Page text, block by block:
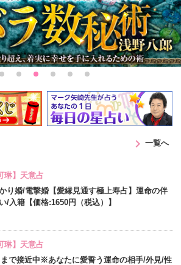
chevron_right一覧へ
琳】天意占
り婚/電撃婚【愛縁見通す極上寿占】運命の伴
/入籍【価格:1650円（税込）】
琳】天意占
で接近中※あなたに愛誓う運命の相手/外見/性